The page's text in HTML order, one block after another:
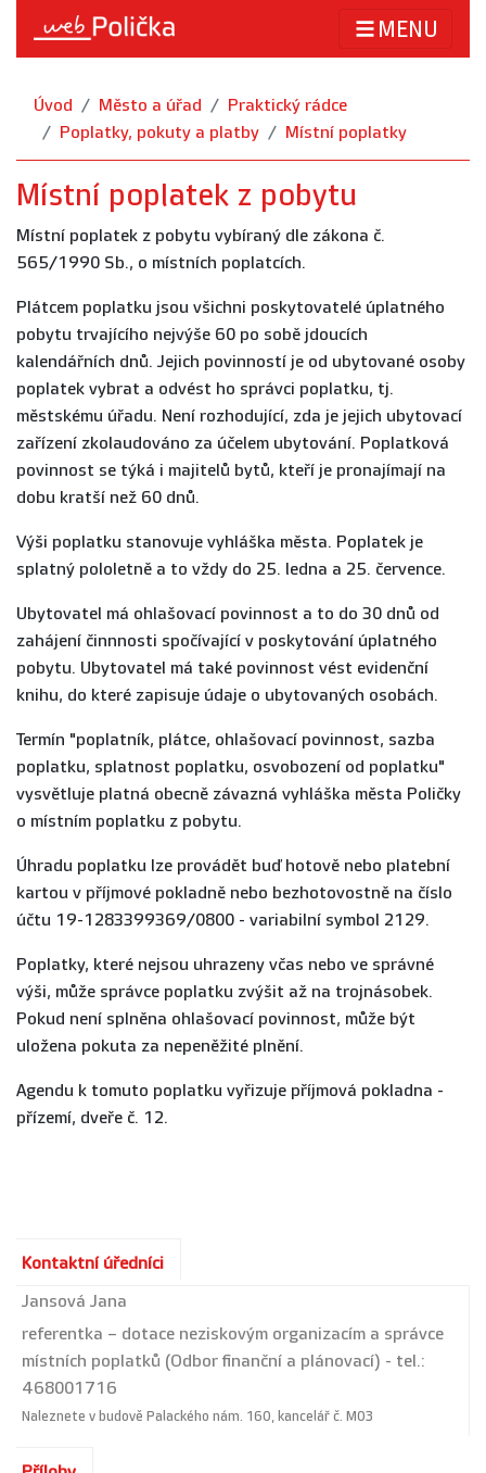
MENU
Úvod Město a úřad
Praktický rádce
Poplatky, pokuty a platby
Místní poplatky
Místní poplatek z pobytu
Místní poplatek z pobytu vybíraný dle zákona č.
565/1990 Sb., o místních poplatcích.
Plátcem poplatku jsou všichni poskytovatelé úplatného
pobytu trvajícího nejvýše 60 po sobě jdoucích
kalendářních dnů. Jejich povinností je od ubytované osoby
poplatek vybrat a odvést ho správci poplatku, tj.
městskému úřadu. Není rozhodující, zda je jejich ubytovací
zařízení zkolaudováno za účelem ubytování. Poplatková
povinnost se týká i majitelů bytů, kteří je pronajímají na
dobu kratší než 60 dnů.
Výši poplatku stanovuje vyhláška města. Poplatek je
splatný pololetně a to vždy do 25. ledna a 25. července.
Ubytovatel má ohlašovací povinnost a to do 30 dnů od
zahájení činnnosti spočívající v poskytování úplatného
pobytu. Ubytovatel má také povinnost vést evidenční
knihu, do které zapisuje údaje o ubytovaných osobách.
Termín "poplatník, plátce, ohlašovací povinnost, sazba
poplatku, splatnost poplatku, osvobození od poplatku"
vysvětluje platná obecně závazná vyhláška města Poličky
o místním poplatku z pobytu.
Úhradu poplatku lze provádět buď hotově nebo platební
kartou v příjmové pokladně nebo bezhotovostně na číslo
účtu 19-1283399369/0800 - variabilní symbol 2129.
Poplatky, které nejsou uhrazeny včas nebo ve správné
výši, může správce poplatku zvýšit až na trojnásobek.
Pokud není splněna ohlašovací povinnost, může být
uložena pokuta za nepeněžité plnění.
Agendu k tomuto poplatku vyřizuje příjmová pokladna -
přízemí, dveře č. 12.
Kontaktní úředníci
Jansová Jana
referentka – dotace neziskovým organizacím a správce
místních poplatků (Odbor finanční a plánovací) - tel.:
468001716
Naleznete v budově Palackého nám. 160, kancelář č. M03